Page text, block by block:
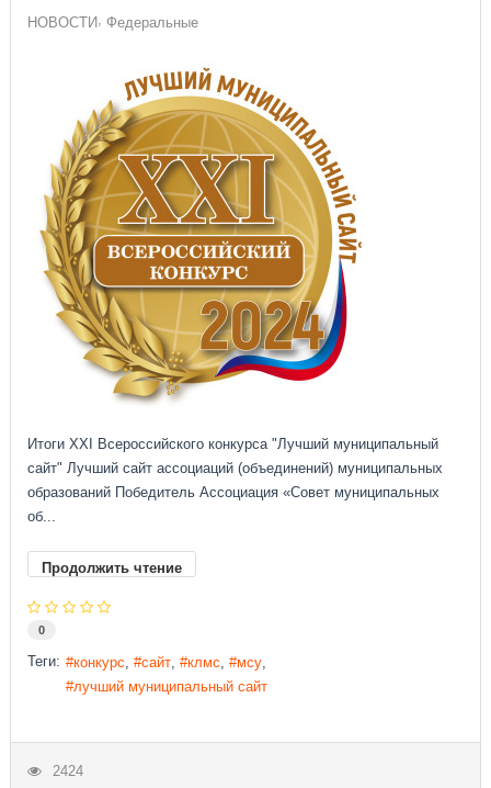
НОВОСТИ Федеральные
Итоги XXI Всероссийского конкурса "Лучший муниципальный
сайт" Лучший сайт ассоциаций (объединений) муниципальных
образований Победитель Ассоциация «Совет муниципальных
об...
Продолжить чтение
0
Теги: конкурс сайт клмс
мсу
лучший муниципальный сайт
2424